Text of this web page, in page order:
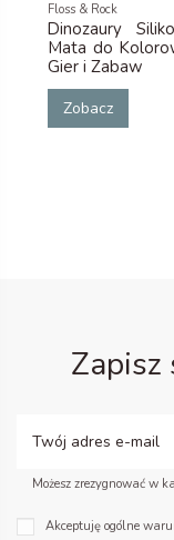
Floss & Rock
Dinozaury
Mata do
Gier i Zabaw
Zobacz
Zapisz
Możesz zrezygnować w
Akceptuję ogólne